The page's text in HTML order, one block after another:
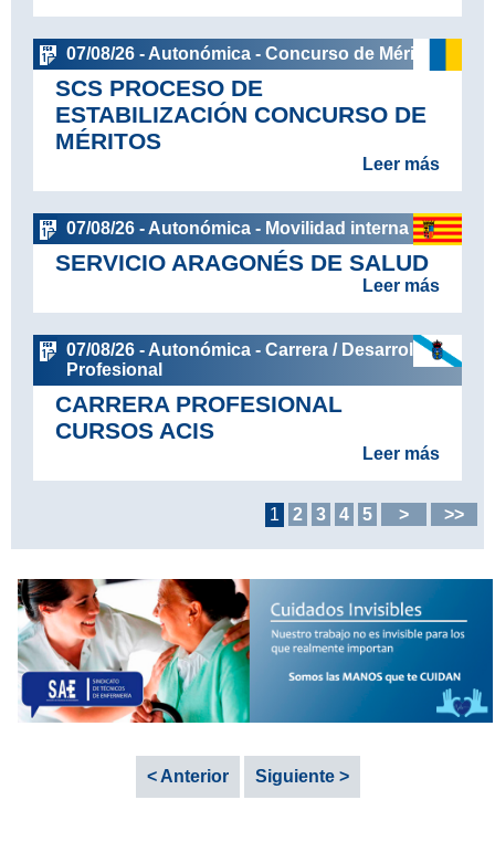
07/08/26 - Autonómica - Concurso de Méritos
SCS PROCESO DE
ESTABILIZACIÓN CONCURSO DE
MÉRITOS
Leer más
07/08/26 - Autonómica - Movilidad interna
SERVICIO ARAGONÉS DE SALUD
Leer más
07/08/26 - Autonómica - Carrera / Desarrollo
Profesional
CARRERA PROFESIONAL
CURSOS ACIS
Leer más
1 2 3 4 5 > >>
< Anterior Siguiente >